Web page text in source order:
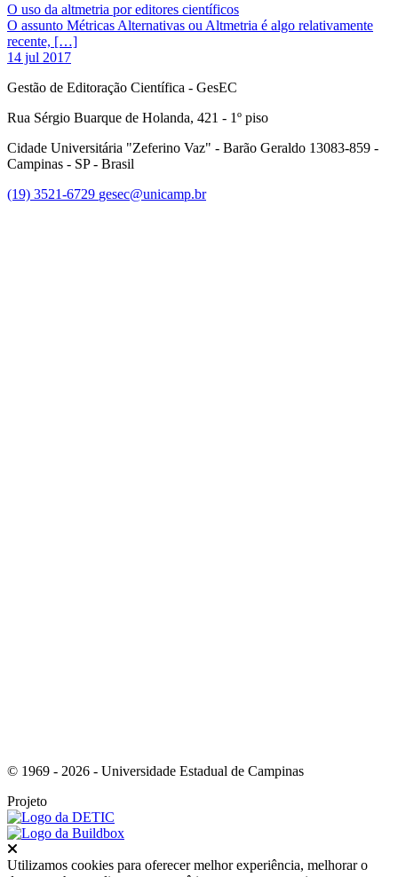
O uso da altmetria por editores científicos
O assunto Métricas Alternativas ou Altmetria é algo relativamente
recente, […]
14 jul 2017
Gestão de Editoração Científica - GesEC
Rua Sérgio Buarque de Holanda, 421 - 1º piso
Cidade Universitária "Zeferino Vaz" - Barão Geraldo 13083-859 -
Campinas - SP - Brasil
(19) 3521-6729 gesec@unicamp.br
© 1969 - 2026 - Universidade Estadual de Campinas
Projeto
Utilizamos cookies para oferecer melhor experiência, melhorar o